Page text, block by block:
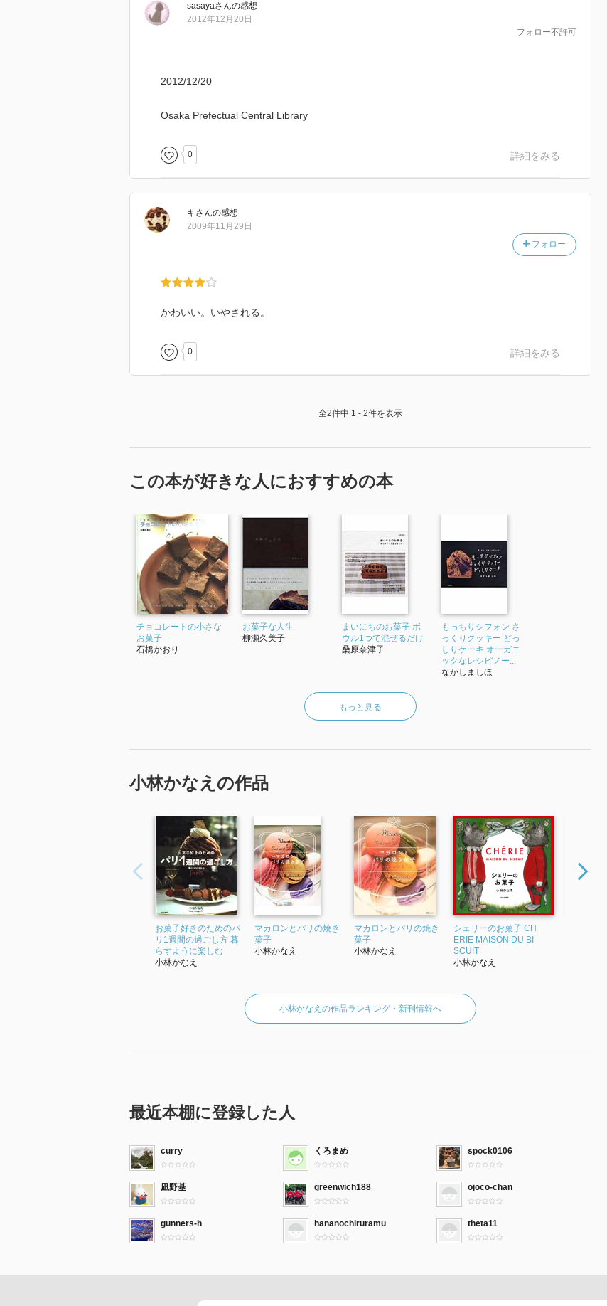
sasayaさんの感想
フォロー不許可
2012年12月20日
2012/12/20
Osaka Prefectual Central Library
0 詳細をみる
キさんの感想
フォロー
2009年11月29日
かわいい。いやされる。
0 詳細をみる
全2件中 1 - 2件を表示
この本が好きな人におすすめの本
チョコレートの小さな
お菓子
石橋かおり
お菓子な人生
柳瀬久美子
まいにちのお菓子 ボ
ウル1つで混ぜるだけ
桑原奈津子
もっちりシフォン さ
っくりクッキー どっ
しりケーキ オーガニ
ックなレシピノー...
なかしましほ
もっと見る
小林かなえの作品
お菓子好きのためのパ
リ1週間の過ごし方 暮
らすように楽しむ
小林かなえ
マカロンとパリの焼き
菓子
小林かなえ
マカロンとパリの焼き
菓子
小林かなえ
シェリーのお菓子 CH
ERIE MAISON DU BI
SCUIT
小林かなえ
小林かなえの作品ランキング・新刊情報へ
最近本棚に登録した人
curry くろまめ spock0106
凪野基 greenwich188 ojoco-chan
gunners-h hananochiruramu theta11